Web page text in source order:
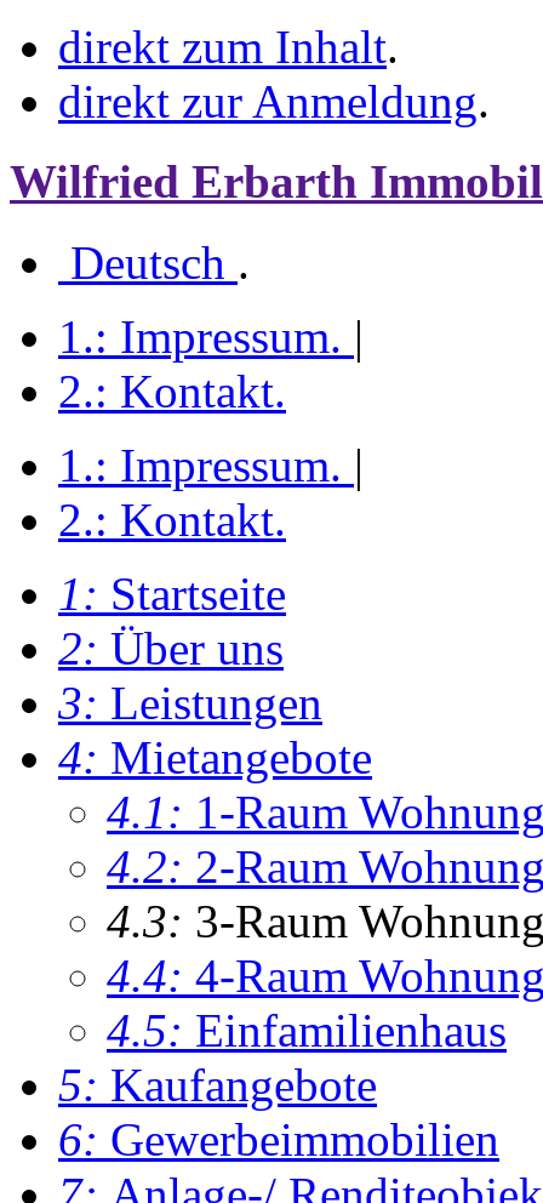
direkt zum Inhalt.
direkt zur Anmeldung.
Wilfried Erbarth
Deutsch .
1.: Impressum. |
2.: Kontakt.
1.: Impressum. |
2.: Kontakt.
1: Startseite
2: Über uns
3: Leistungen
4: Mietangebote
4.1: 1-Raum
4.2: 2-Raum
4.3: 3-Raum
4.4: 4-Raum
4.5: Einfamilienhaus
5: Kaufangebote
6: Gewerbeimmobilien